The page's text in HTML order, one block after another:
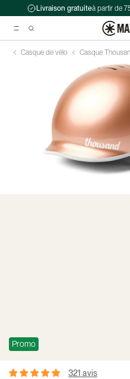
Livraison gratuiteà partir de
Recherche suggérées
Antivol chaîne Kryptonite
Casque Abus HUD-Y ACE
Double sacoche Porte-Bagage -
Casque de vélo Casque
Promo
321 avis